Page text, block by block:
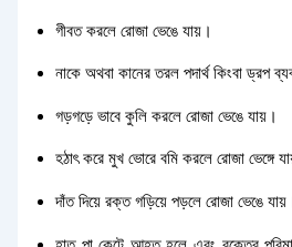
গীবত করলে রোজা ভেঙে যায়।
নাকে অথবা কানের তরল পদার্থ কিংবা ড্রপ
গড়গড়ে ভাবে কুলি করলে রোজা ভেঙে যায়।
হঠাৎ করে মুখ ভোরে বমি করলে রোজা ভেঙ্গে
দাঁত দিয়ে রক্ত গড়িয়ে পড়লে রোজা ভেঙে